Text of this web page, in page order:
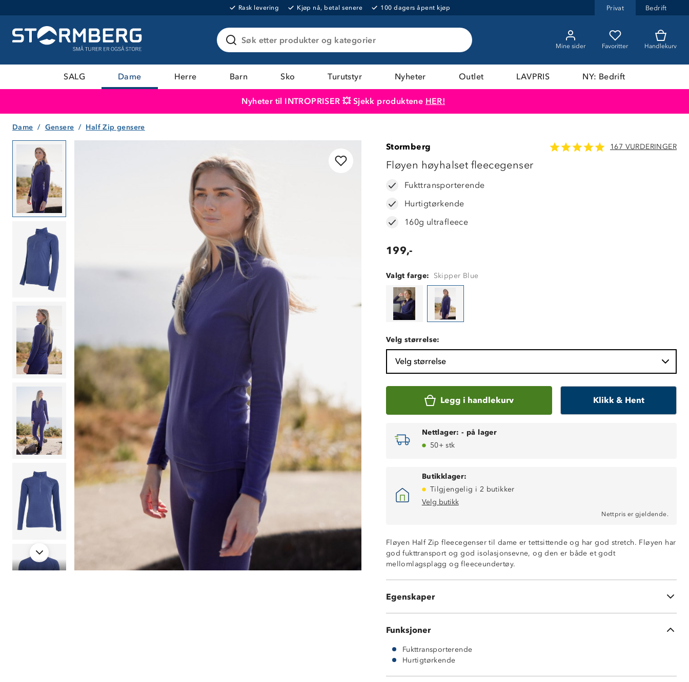
Rask levering Kjøp nå, betal senere 100 dagers åpent kjøp Privat Bedrift
Søk etter produkter og kategorier
Mine sider Favoritter Handlekurv
SALG Dame Herre Barn Sko Turutstyr Nyheter Outlet LAVPRIS NY: Bedrift
Nyheter til INTROPRISER 💥 Sjekk produktene HER!
Dame Gensere Half Zip gensere
Stormberg 167 VURDERINGER
Fløyen høyhalset fleecegenser
Fukttransporterende
Hurtigtørkende
160g ultrafleece
199,-
Valgt farge: Skipper Blue
Velg størrelse:
Velg størrelse
Legg i handlekurv Klikk & Hent
Nettlager: - på lager
50+ stk
Butikklager:
Tilgjengelig i 2 butikker
Velg butikk
Nettpris er gjeldende.
Fløyen Half Zip fleecegenser til dame er tettsittende og har god stretch. Fløyen har
god fukttransport og god isolasjonsevne, og den er både et godt
mellomlagsplagg og fleeceundertøy.
Egenskaper
160g ultrafleece
Funksjoner
Fukttransporterende
Hurtigtørkende